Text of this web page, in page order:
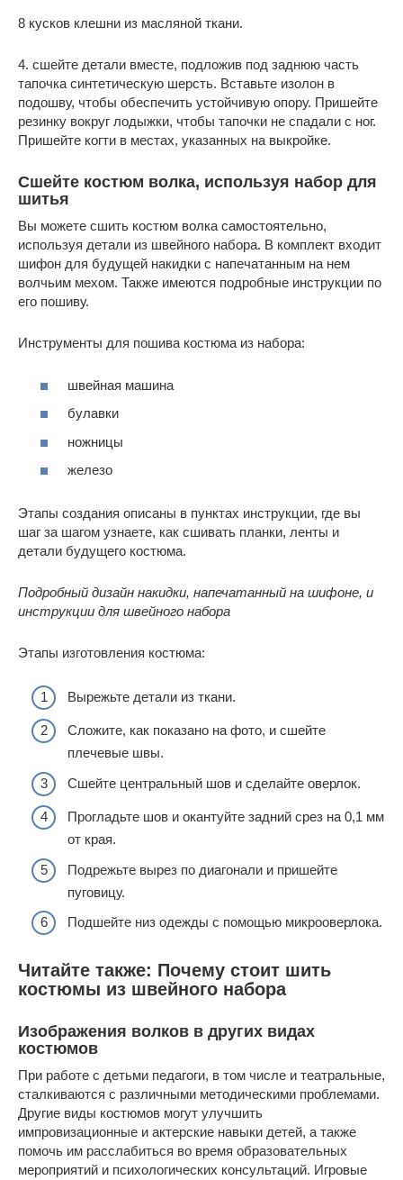
8 кусков клешни из масляной ткани.
4. сшейте детали вместе, подложив под заднюю часть
тапочка синтетическую шерсть. Вставьте изолон в
подошву, чтобы обеспечить устойчивую опору. Пришейте
резинку вокруг лодыжки, чтобы тапочки не спадали с ног.
Пришейте когти в местах, указанных на выкройке.
Сшейте костюм волка, используя набор для
шитья
Вы можете сшить костюм волка самостоятельно,
используя детали из швейного набора. В комплект входит
шифон для будущей накидки с напечатанным на нем
волчьим мехом. Также имеются подробные инструкции по
его пошиву.
Инструменты для пошива костюма из набора:
швейная машина
булавки
ножницы
железо
Этапы создания описаны в пунктах инструкции, где вы
шаг за шагом узнаете, как сшивать планки, ленты и
детали будущего костюма.
Подробный дизайн накидки, напечатанный на шифоне, и
инструкции для швейного набора
Этапы изготовления костюма:
Вырежьте детали из ткани.
Сложите, как показано на фото, и сшейте
плечевые швы.
Сшейте центральный шов и сделайте оверлок.
Прогладьте шов и окантуйте задний срез на 0,1 мм
от края.
Подрежьте вырез по диагонали и пришейте
пуговицу.
Подшейте низ одежды с помощью микрооверлока.
Читайте также: Почему стоит шить
костюмы из швейного набора
Изображения волков в других видах
костюмов
При работе с детьми педагоги, в том числе и театральные,
сталкиваются с различными методическими проблемами.
Другие виды костюмов могут улучшить
импровизационные и актерские навыки детей, а также
помочь им расслабиться во время образовательных
мероприятий и психологических консультаций. Игровые